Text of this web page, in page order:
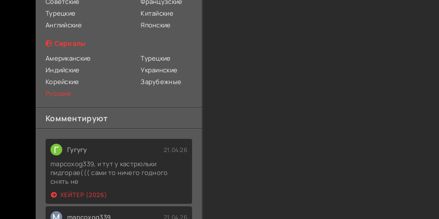
Турецкие
Английские
Китайские
Японские
Сериалы
Американские
Индийские
Корейские
Русские
Турецкие
Украинские
Зарубежные
Комментируют
Г Гугугу 21.04.26
mapcoxog339, и тут у кастрюльки
пидгорае((( сами то ничего годного
снять не
ХЕЙТЕР (2026)
mapcoxog339 21.04.26